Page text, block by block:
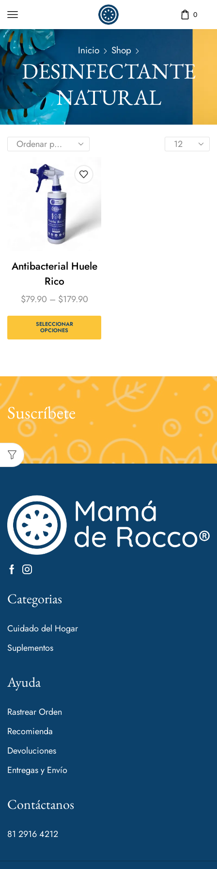
0
Inicio Shop
DESINFECTANTE
NATURAL
Antibacterial Huele
Rico
$79.90 – $179.90
SELECCIONAR
OPCIONES
Suscríbete
Categorias
Cuidado del Hogar
Suplementos
Ayuda
Rastrear Orden
Recomienda
Devoluciones
Entregas y Envío
Contáctanos
81 2916 4212